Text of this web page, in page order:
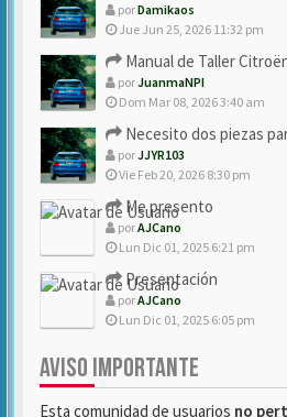
porDamikaos
Jue Jun 25, 2026 11:32 pm
Manual de Taller
porJuanmaNPI
Dom Mar 08, 2026 3:40 am
Necesito dos piezas
porJJYR103
Vie Feb 20, 2026 8:30 pm
Me presento
porAJCano
Lun Dic 01, 2025 6:21 pm
Presentación
porAJCano
Lun Dic 01, 2025 6:05 pm
AVISO IMPORTANTE
Esta comunidad de usuarios no